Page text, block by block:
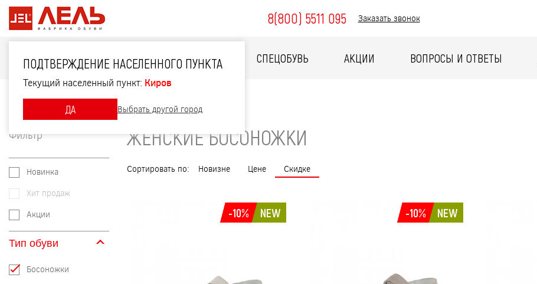
8(800) 5511 095 Заказать звонок
ПОДТВЕРЖДЕНИЕ НАСЕЛЕННОГО ПУНКТА
Текущий населенный пункт: Киров
ДА Выбрать другой город
ДЛЯ НЕЁ ДЛЯ НЕГО ДЛЯ ДЕТЕЙ СПЕЦОБУВЬ АКЦИИ ВОПРОСЫ И ОТВЕТЫ
Фильтр
Новинка
Хит продаж
Акции
Тип обуви
Босоножки
ЖЕНСКИЕ БОСОНОЖКИ
Сортировать по: Новизне Цене Скидке
-10% NEW -10% NEW